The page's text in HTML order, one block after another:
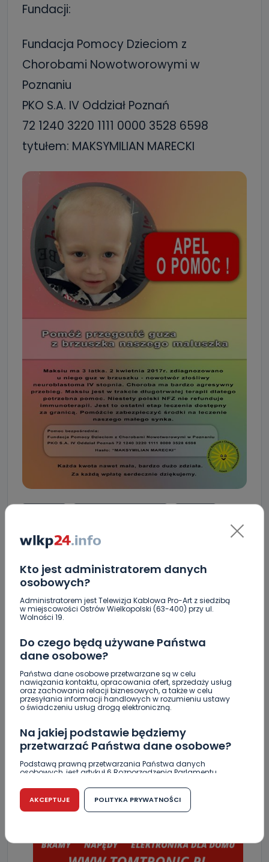
Kto jest administratorem danych
osobowych?
Administratorem jest Telewizja Kablowa Pro-Art z siedzibą
w miejscowości Ostrów Wielkopolski (63-400) przy ul.
Wolności 19.
Do czego będą używane Państwa
dane osobowe?
Państwa dane osobowe przetwarzane są w celu
nawiązania kontaktu, opracowania ofert, sprzedaży usług
oraz zachowania relacji biznesowych, a także w celu
przesyłania informacji handlowych w rozumieniu ustawy
o świadczeniu usług drogą elektroniczną.
Na jakiej podstawie będziemy
przetwarzać Państwa dane osobowe?
Podstawą prawną przetwarzania Państwa danych
osobowych, jest artykuł 6 Rozporządzenia Parlamentu
r. w sprawie ochrony osób fizycznych w związku z
przetwarzaniem danych osobowych w sprawie
swobodnego przepływu takich danych oraz uchylenia
dyrektywy 95/46/WE (RODO).
Czy jest możliwość cofnięcia zgody?
Podanie danych osobowych jest dobrowolne, nie jest
AKCEPTUJE POLITYKA PRYWATNOŚCI
Fundacji:
Fundacja Pomocy Dzieciom z
Chorobami Nowotworowymi w
Poznaniu
PKO S.A. IV Oddział Poznań
72 1240 3220 1111 0000 3528 6598
tytułem: MAKSYMILIAN MARECKI
neuroblastoma
SKOPIUJ LINK
NAPISZ DO AUTORA